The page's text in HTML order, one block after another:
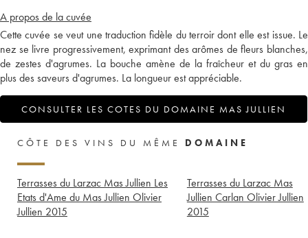
A propos de la cuvée
Cette cuvée se veut une traduction fidèle du terroir dont elle est issue. Le
nez se livre progressivement, exprimant des arômes de fleurs blanches,
de zestes d'agrumes. La bouche amène de la fraîcheur et du gras en
plus des saveurs d'agrumes. La longueur est appréciable.
CONSULTER LES COTES DU DOMAINE MAS JULLIEN
CÔTE DES VINS DU MÊME DOMAINE
Terrasses du Larzac Mas Jullien Les
Etats d'Ame du Mas Jullien Olivier
Jullien 2015
Terrasses du Larzac Mas
Jullien Carlan Olivier Jullien
2015